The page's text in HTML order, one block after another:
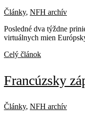
Články, NFH archív
Posledné dva týždne
virtuálnych mien
Celý článok
Francúzsky
Články, NFH archív